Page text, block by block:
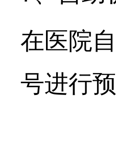
在医院
号进行预